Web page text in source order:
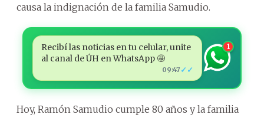
causa la indignación de la familia Samudio.
Recibí las noticias en tu celular, unite
al canal de ÚH en WhatsApp 🤩
09:47 ✓✓
1
Hoy, Ramón Samudio cumple 80 años y la familia